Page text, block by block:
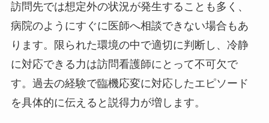
訪問先では想定外の状況が発生することも多く、
病院のようにすぐに医師へ相談できない場合もあ
ります。限られた環境の中で適切に判断し、冷静
に対応できる力は訪問看護師にとって不可欠で
す。過去の経験で臨機応変に対応したエピソード
を具体的に伝えると説得力が増します。